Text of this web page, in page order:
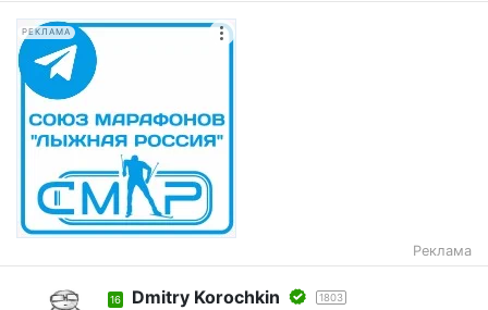
РЕКЛАМА
Реклама
16 Dmitry Korochkin 1803